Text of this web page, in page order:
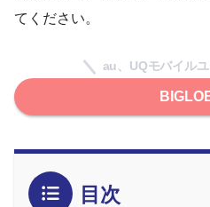
てください。
au、UQモバイルユ
目次